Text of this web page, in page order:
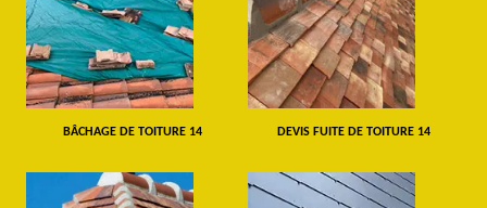
BÂCHAGE DE TOITURE 14 DEVIS FUITE DE TOITURE 14